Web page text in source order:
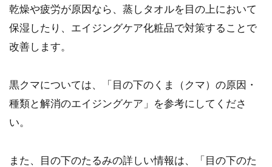
乾燥や疲労が原因なら、蒸しタオルを目の上において
保湿したり、エイジングケア化粧品で対策することで
改善します。
黒クマについては、「目の下のくま（クマ）の原因・
種類と解消のエイジングケア」を参考にしてくださ
い。
また、目の下のたるみの詳しい情報は、「目の下のた